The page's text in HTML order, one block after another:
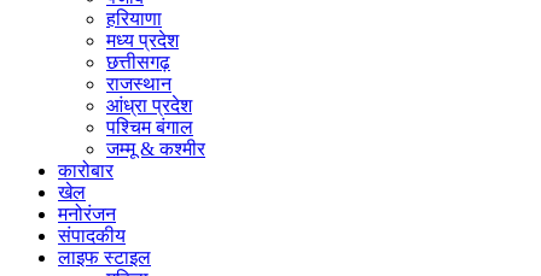
हरियाणा
मध्य प्रदेश
छत्तीसगढ़
राजस्थान
आंध्रा प्रदेश
पश्चिम बंगाल
जम्मू & कश्मीर
कारोबार
खेल
मनोरंजन
संपादकीय
लाइफ स्टाइल